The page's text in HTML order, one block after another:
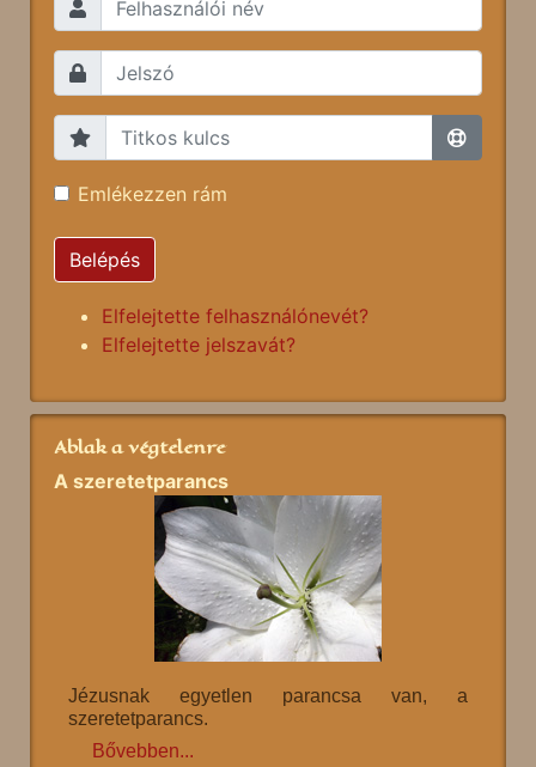
Emlékezzen rám
Belépés
Elfelejtette felhasználónevét?
Elfelejtette jelszavát?
Ablak a végtelenre
A szeretetparancs
Jézusnak egyetlen parancsa van, a
szeretetparancs.
Bővebben...